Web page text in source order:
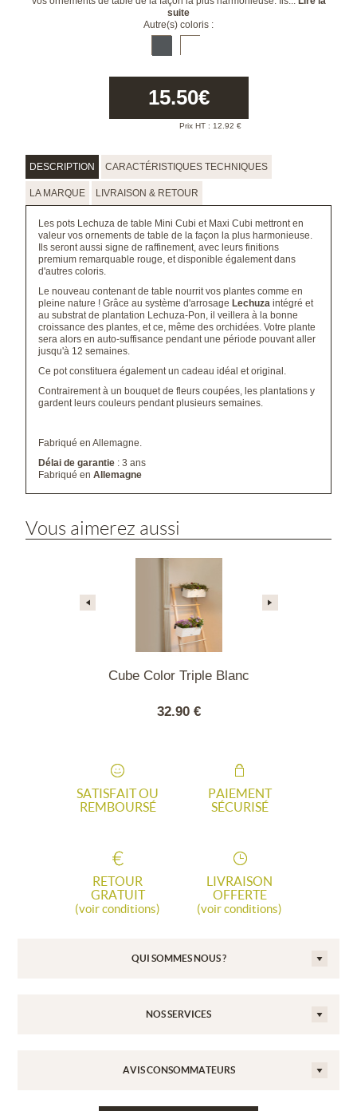
suite
Autre(s) coloris :
15.50€
Prix HT : 12.92 €
DESCRIPTION CARACTÉRISTIQUES TECHNIQUES
LA MARQUE LIVRAISON & RETOUR
Les pots Lechuza de table Mini Cubi et Maxi Cubi mettront en
valeur vos ornements de table de la façon la plus harmonieuse.
Ils seront aussi signe de raffinement, avec leurs finitions
premium remarquable rouge, et disponible également dans
d'autres coloris.
Le nouveau contenant de table nourrit vos plantes comme en
pleine nature ! Grâce au système d'arrosage Lechuza intégré et
au substrat de plantation Lechuza-Pon, il veillera à la bonne
croissance des plantes, et ce, même des orchidées. Votre plante
sera alors en auto-suffisance pendant une période pouvant aller
jusqu'à 12 semaines.
Ce pot constituera également un cadeau idéal et original.
Contrairement à un bouquet de fleurs coupées, les plantations y
gardent leurs couleurs pendant plusieurs semaines.
Fabriqué en Allemagne.
Délai de garantie : 3 ans
Fabriqué enAllemagne
Vous aimerez aussi
Cube Color Triple Blanc
32.90 €
SATISFAIT OU
REMBOURSÉ
PAIEMENT
SÉCURISÉ
RETOUR
GRATUIT
(voir conditions)
LIVRAISON
OFFERTE
(voir conditions)
QUI SOMMES NOUS ?
NOS SERVICES
AVIS CONSOMMATEURS